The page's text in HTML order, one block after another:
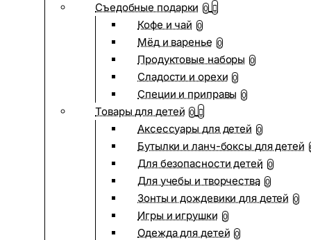
Съедобные подарки 0
Кофе и чай 0
Мёд и варенье 0
Продуктовые наборы 0
Сладости и орехи 0
Специи и приправы 0
Товары для детей 0
Аксессуары для детей 0
Бутылки и ланч-боксы для детей
Для безопасности детей 0
Для учебы и творчества 0
Зонты и дождевики для детей 0
Игры и игрушки 0
Одежда для детей 0